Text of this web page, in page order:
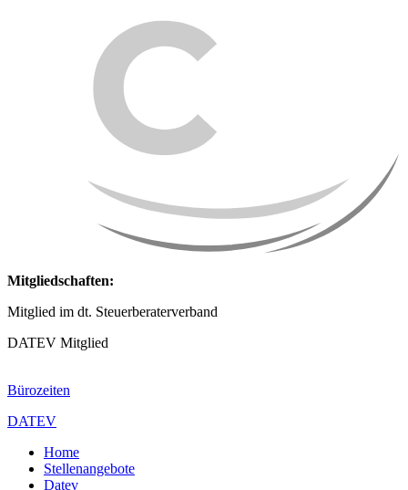
Mitgliedschaften:
Mitglied im dt. Steuerberaterverband
DATEV Mitglied
Bürozeiten
DATEV
Home
Stellenangebote
Datev